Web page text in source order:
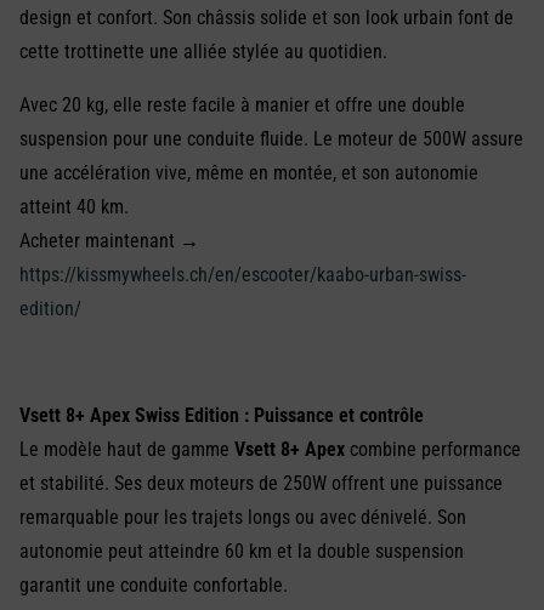
design et confort. Son châssis solide et son look urbain font de
cette trottinette une alliée stylée au quotidien.
Avec 20 kg, elle reste facile à manier et offre une double
suspension pour une conduite fluide. Le moteur de 500W assure
une accélération vive, même en montée, et son autonomie
atteint 40 km.
Acheter maintenant →
https://kissmywheels.ch/en/escooter/kaabo-urban-swiss-
edition/
Vsett 8+ Apex Swiss Edition : Puissance et contrôle
Le modèle haut de gamme Vsett 8+ Apex combine performance
et stabilité. Ses deux moteurs de 250W offrent une puissance
remarquable pour les trajets longs ou avec dénivelé. Son
autonomie peut atteindre 60 km et la double suspension
garantit une conduite confortable.